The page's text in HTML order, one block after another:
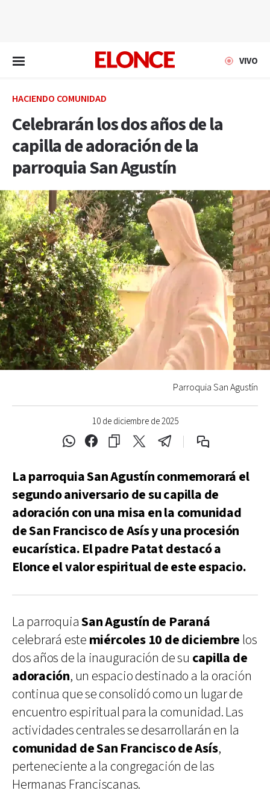
VIVO
HACIENDO COMUNIDAD
Celebrarán los dos años de la
capilla de adoración de la
parroquia San Agustín
10 de diciembre de 2025
Parroquia San Agustín
La parroquia San Agustín conmemorará el
segundo aniversario de su capilla de
adoración con una misa en la comunidad
de San Francisco de Asís y una procesión
eucarística. El padre Patat destacó a
Elonce el valor espiritual de este espacio.
La parroquiaSan Agustín de Paraná
celebrará este miércoles 10 de diciembre los
dos años de la inauguración de su capilla de
adoración, un espacio destinado a la oración
continua que se consolidó como un lugar de
encuentro espiritual para la comunidad. Las
actividades centrales se desarrollarán en la
comunidad de San Francisco de Asís,
perteneciente a la congregación de las
Hermanas Franciscanas.